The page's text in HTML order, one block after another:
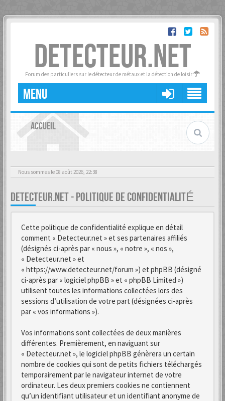
DETECTEUR.NET
Forum des particuliers sur le détecteur de métaux et la détection de loisir
MENU
ACCUEIL
Nous sommes le 08 août 2026, 22:38
DETECTEUR.NET - POLITIQUE DE CONFIDENTIALITÉ
Cette politique de confidentialité explique en détail
comment « Detecteur.net » et ses partenaires affiliés
(désignés ci-après par « nous », « notre », « nos »,
« Detecteur.net » et
« https://www.detecteur.net/forum ») et phpBB (désigné
ci-après par « logiciel phpBB » et « phpBB Limited »)
utilisent toutes les informations collectées lors des
sessions d’utilisation de votre part (désignées ci-après
par « vos informations »).
Vos informations sont collectées de deux manières
différentes. Premièrement, en naviguant sur
« Detecteur.net », le logiciel phpBB génèrera un certain
nombre de cookies qui sont de petits fichiers téléchargés
temporairement par le navigateur internet de votre
ordinateur. Les deux premiers cookies ne contiennent
qu’un identifiant utilisateur et un identifiant anonyme de